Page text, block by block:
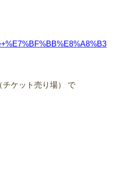
チケット売り場） で